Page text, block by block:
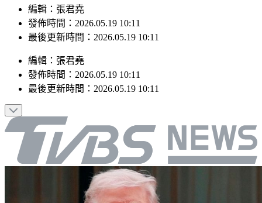
編輯：張君堯
發佈時間：2026.05.19 10:11
最後更新時間：2026.05.19 10:11
編輯 ： 張君堯
發佈時間： 2026.05.19 10:11
最後更新時間： 2026.05.19 10:11